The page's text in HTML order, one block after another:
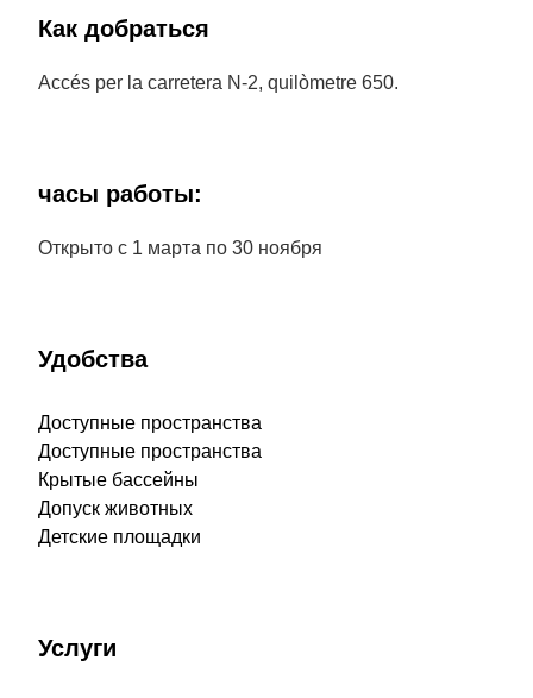
Как добраться
Accés per la carretera N-2, quilòmetre 650.
часы работы:
Открыто с 1 марта по 30 ноября
Удобства
Доступные пространства
Доступные пространства
Крытые бассейны
Допуск животных
Детские площадки
Услуги